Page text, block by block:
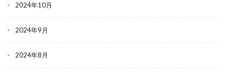
2024年10月
2024年9月
2024年8月